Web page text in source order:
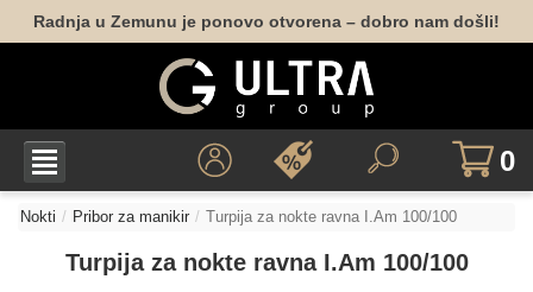
Radnja u Zemunu je ponovo otvorena – dobro nam došli!
0
Nokti Pribor za manikir Turpija za nokte ravna I.Am 100/100
Turpija za nokte ravna I.Am 100/100